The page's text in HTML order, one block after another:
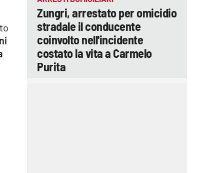
Zungri, arrestato per omicidio
stradale il conducente
coinvolto nell'incidente
costato la vita a Carmelo
Purita